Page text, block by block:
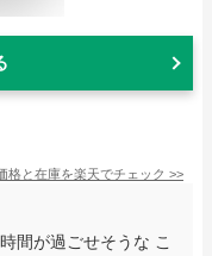
格と在庫を楽天でチェック >>
間が過ごせそうな こ